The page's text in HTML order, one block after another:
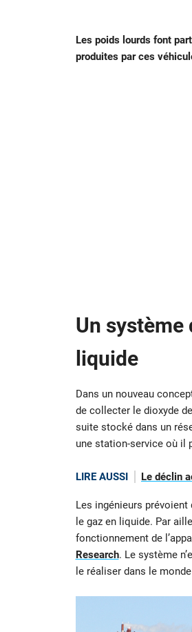
Les poids lourds font
produites par ces
Un système
liquide
Dans un nouveau
de collecter le dioxyde
suite stocké dans un
une station-service où il
LIRE AUSSI Le déclin
Les ingénieurs
le gaz en liquide. Par
fonctionnement de
Research. Le système
le réaliser dans le